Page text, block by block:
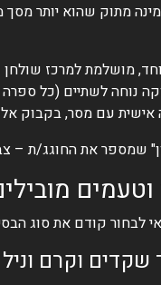
מתוק שהוא יותר
מושלמת למרכז
נוחה לשתיים (כל ספרה
עם מסר, בקבוק
שמספר את החוגג/ת –
וטעמים
לבחור קודם את סוג
וקרם